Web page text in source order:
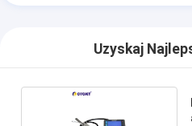
Uzyskaj